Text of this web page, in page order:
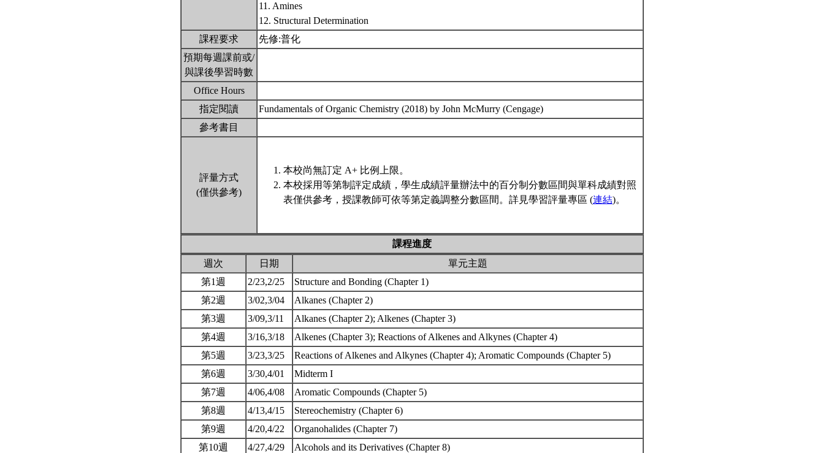
11. Amines
12. Structural Determination
課程要求
先修:普化
預期每週課前或/
與課後學習時數
Office Hours
指定閱讀
Fundamentals of Organic Chemistry (2018) by John McMurry (Cengage)
參考書目
評量方式
(僅供參考)
本校尚無訂定 A+ 比例上限。
本校採用等第制評定成績，學生成績評量辦法中的百分制分數區間與單科成績對照
表僅供參考，授課教師可依等第定義調整分數區間。詳見學習評量專區 (連結)。
課程進度
週次
日期
單元主題
第1週
2/23,2/25
Structure and Bonding (Chapter 1)
第2週
3/02,3/04
Alkanes (Chapter 2)
第3週
3/09,3/11
Alkanes (Chapter 2); Alkenes (Chapter 3)
第4週
3/16,3/18
Alkenes (Chapter 3); Reactions of Alkenes and Alkynes (Chapter 4)
第5週
3/23,3/25
Reactions of Alkenes and Alkynes (Chapter 4); Aromatic Compounds (Chapter 5)
第6週
3/30,4/01
Midterm I
第7週
4/06,4/08
Aromatic Compounds (Chapter 5)
第8週
4/13,4/15
Stereochemistry (Chapter 6)
第9週
4/20,4/22
Organohalides (Chapter 7)
第10週
4/27,4/29 Alcohols and its Derivatives (Chapter 8)